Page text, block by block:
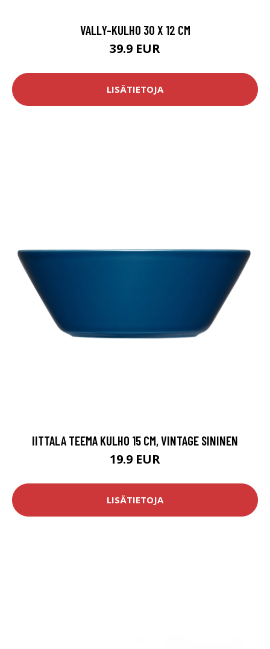
VALLY-KULHO 30 X 12 CM
39.9 EUR
LISÄTIETOJA
IITTALA TEEMA KULHO 15 CM, VINTAGE SININEN
19.9 EUR
LISÄTIETOJA